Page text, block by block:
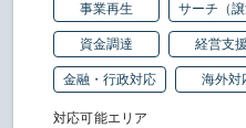
事業再生 サーチ（譲
資金調達 経営支援
金融・行政対応 海外対
対応可能エリア